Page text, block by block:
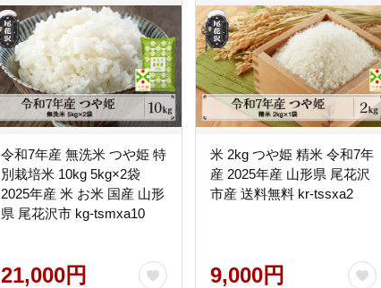
令和7年産 無洗米 つや姫 特
別栽培米 10kg 5kg×2袋
2025年産 米 お米 国産 山形
県 尾花沢市 kg-tsmxa10
21,000円
米 2kg つや姫 精米 令和7年
産 2025年産 山形県 尾花沢
市産 送料無料 kr-tssxa2
9,000円